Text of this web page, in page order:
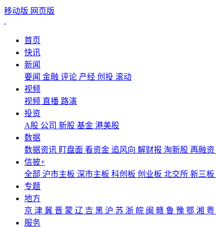
移动版 网页版
首页
快讯
新闻
要闻 金融 评论 产经 创投 滚动
视频
视频 直播 路演
投资
A股 公司 新股 基金 港美股
数据
数据资讯 盯盘面 看资金 追风向 解财报 淘新股 再融资
信披+
全部 沪市主板 深市主板 科创板 创业板 北交所 新三板
专题
地方
京 津 冀 晋 蒙 辽 吉 黑 沪 苏 浙 皖 闽 赣 鲁 豫 鄂 湘 粤
服务